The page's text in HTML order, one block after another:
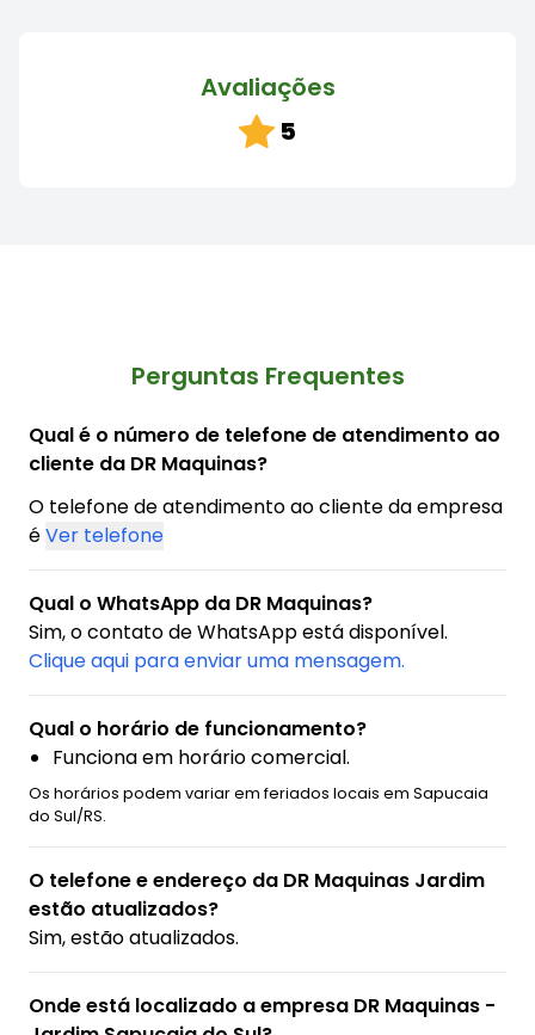
Avaliações
5
Perguntas Frequentes
Qual é o número de telefone de atendimento ao
cliente da DR Maquinas?
O telefone de atendimento ao cliente da empresa
éVer telefone
Qual o WhatsApp da DR Maquinas?
Sim, o contato de WhatsApp está disponível.
Clique aqui para enviar uma mensagem.
Qual o horário de funcionamento?
Funciona em horário comercial.
Os horários podem variar em feriados locais em Sapucaia
do Sul/RS.
O telefone e endereço da DR Maquinas Jardim
estão atualizados?
Sim, estão atualizados.
Onde está localizado a empresa DR Maquinas -